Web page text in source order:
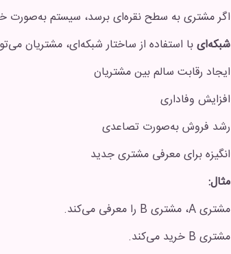
اگر مشتری به سطح نقره‌ای برسد، سیستم به‌صورت
شبکه‌ایبا استفاده از ساختار شبکه‌ای، مشتریان
ایجاد رقابت سالم بین مشتریان
افزایش وفاداری
رشد فروش به‌صورت تصاعدی
انگیزه برای معرفی مشتری جدید
مثال:
مشتری A، مشتری B را معرفی می‌کند.
مشتری B خرید می‌کند.